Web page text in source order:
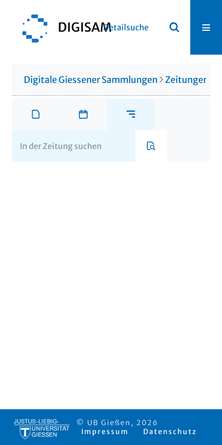
Detailsuche
Digitale Giessener Sammlungen Zeitungen
© UB Gießen, 2026
Impressum
Datenschutz